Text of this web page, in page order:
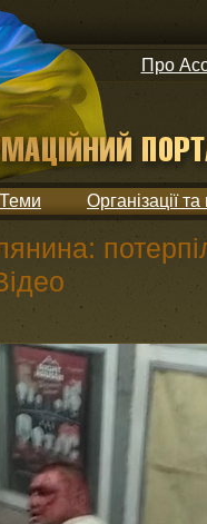
Про
Теми Організації